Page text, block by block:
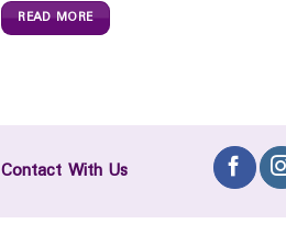
READ MORE
Contact With Us